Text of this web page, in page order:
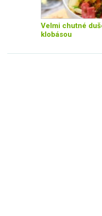
Velmi chutné
klobásou